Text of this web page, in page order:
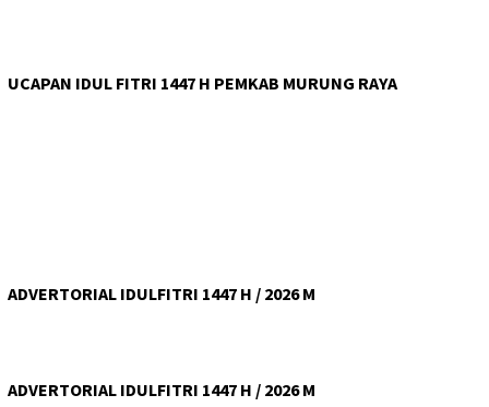
UCAPAN IDUL FITRI 1447 H PEMKAB MURUNG RAYA
ADVERTORIAL IDULFITRI 1447 H / 2026 M
ADVERTORIAL IDULFITRI 1447 H / 2026 M